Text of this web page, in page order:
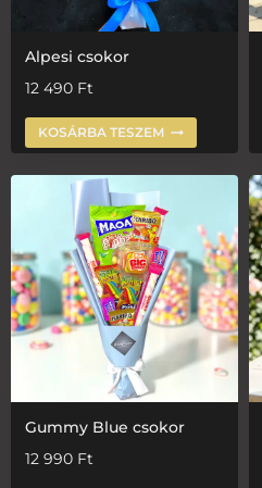
Alpesi csokor
12 490 Ft
KOSÁRBA TESZEM
Gummy Blue csokor
12 990 Ft